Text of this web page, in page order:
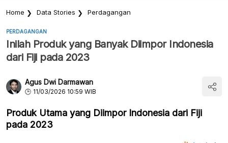
Home Data Stories Perdagangan
PERDAGANGAN
Inilah Produk yang Banyak Diimpor Indonesia
dari Fiji pada 2023
Agus Dwi Darmawan
11/03/2026 10:59 WIB
Produk Utama yang Diimpor Indonesia dari Fiji
pada 2023